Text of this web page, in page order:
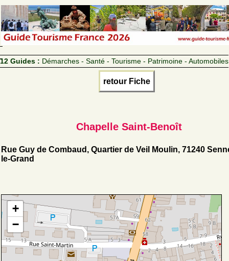
12 Guides : Démarches - Santé - Tourisme - Patrimoine - Automobiles
retour Fiche
Chapelle Saint-Benoît
Rue Guy de Combaud, Quartier de Veil Moulin, 71240
le-Grand
+
−